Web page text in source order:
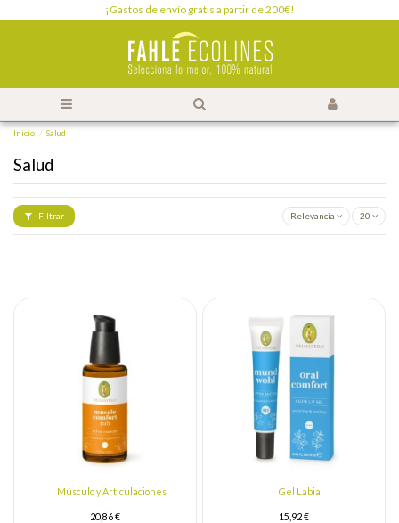
¡Gastos de envío gratis a partir de 200€!
Inicio Salud
Salud
Filtrar Relevancia 20
Músculo y Articulaciones
20,86 €
Gel Labial
15,92 €